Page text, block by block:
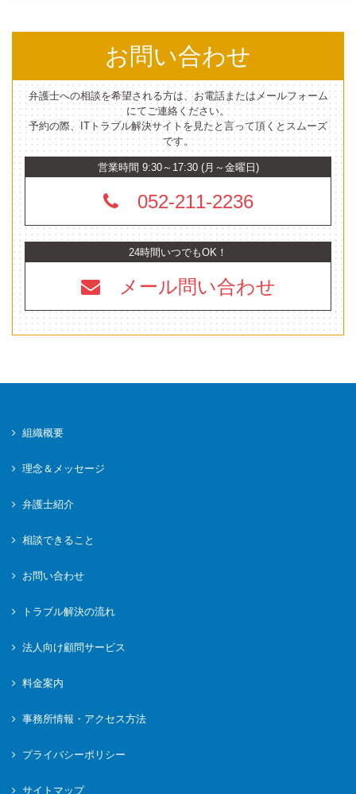
お問い合わせ
弁護士への相談を希望される方は、お電話またはメールフォーム
にてご連絡ください。
予約の際、ITトラブル解決サイトを見たと言って頂くとスムーズ
です。
営業時間 9:30～17:30 (月～金曜日)
052-211-2236
24時間いつでもOK！
メール問い合わせ
組織概要
理念＆メッセージ
弁護士紹介
相談できること
お問い合わせ
トラブル解決の流れ
法人向け顧問サービス
料金案内
事務所情報・アクセス方法
プライバシーポリシー
サイトマップ